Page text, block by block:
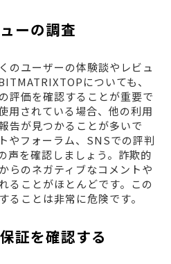
ーの調査
のユーザーの体験談やレビュ
についても、
評価を確認することが重要で
用されている場合、他の利用
告が見つかることが多いで
やフォーラム、SNSでの評判
声を確認しましょう。詐欺的
らのネガティブなコメントや
ることがほとんどです。この
ることは非常に危険です。
証を確認する